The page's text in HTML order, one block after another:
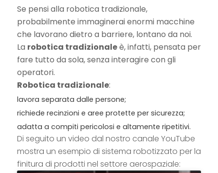
Se pensi alla robotica tradizionale,
probabilmente immaginerai enormi macchine
che lavorano dietro a barriere, lontano da noi.
La robotica tradizionaleè, infatti, pensata per
fare tutto da sola, senza interagire con gli
operatori.
Robotica tradizionale:
lavora separata dalle persone;
richiede recinzioni e aree protette per sicurezza;
adatta a compiti pericolosi e altamente ripetitivi.
Di seguito un video dal nostro canale YouTube
mostra un esempio di sistema robotizzato per la
finitura di prodotti nel settore aerospaziale: